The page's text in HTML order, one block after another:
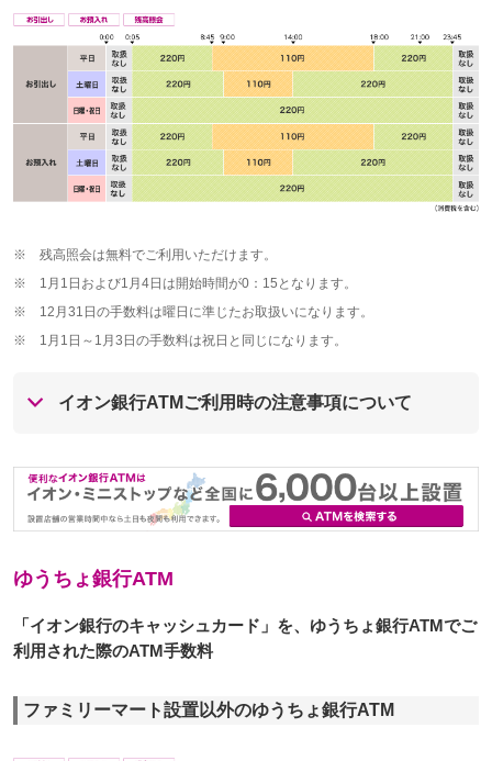
※
残高照会は無料でご利用いただけます。
※
1月1日および1月4日は開始時間が0：15となります。
※
12月31日の手数料は曜日に準じたお取扱いになります。
※
1月1日～1月3日の手数料は祝日と同じになります。
イオン銀行ATMご利用時の注意事項について
ゆうちょ銀行ATM
「イオン銀行のキャッシュカード」を、ゆうちょ銀行ATMでご
利用された際のATM手数料
ファミリーマート設置以外のゆうちょ銀行ATM